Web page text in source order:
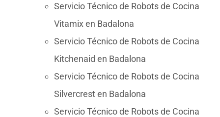
Servicio Técnico de Robots de Cocina
Vitamix en Badalona
Servicio Técnico de Robots de Cocina
Kitchenaid en Badalona
Servicio Técnico de Robots de Cocina
Silvercrest en Badalona
Servicio Técnico de Robots de Cocina